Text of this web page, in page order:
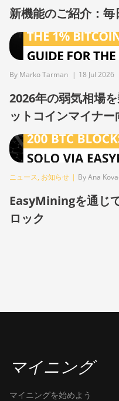
BITMAIN AntMiner
BITMAIN
BITMAIN AntMiner
BITMAIN
BITMAIN
BITMAIN
BITMAIN
Pro
BITMAIN
BITMAIN Antminer
新機能のご紹介：毎
By Marko Tarman | 18 Jul 2026
2026年の弱気相場
ットコインマイナ
ニュース, お知らせ | By Ana
EasyMiningを通じ
ロック
マイニング
マイニングを始めよう